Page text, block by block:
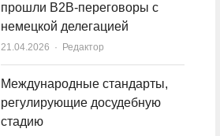
прошли B2B-переговоры с
немецкой делегацией
21.04.2026 Author
Редактор
Международные стандарты,
регулирующие досудебную
стадию